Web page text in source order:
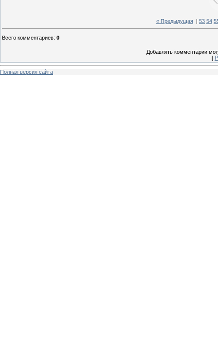
« Предыдущая 53 54
Всего комментариев: 0
Добавлять комментарии
[
Полная версия сайта